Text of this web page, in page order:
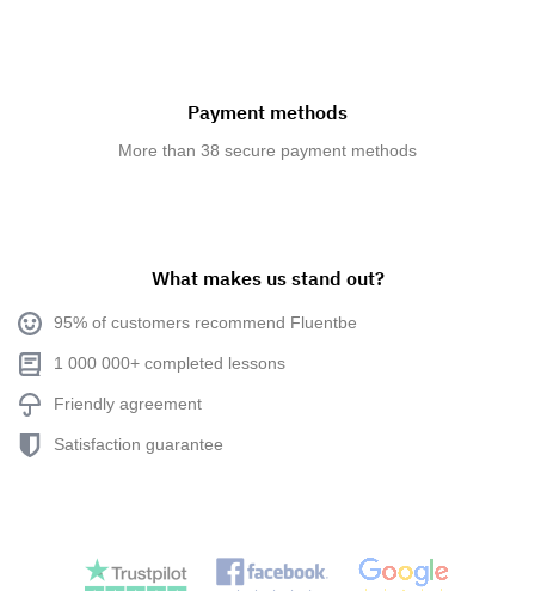
Payment methods
More than 38 secure payment methods
What makes us stand out?
95% of customers recommend Fluentbe
1 000 000+ completed lessons
Friendly agreement
Satisfaction guarantee